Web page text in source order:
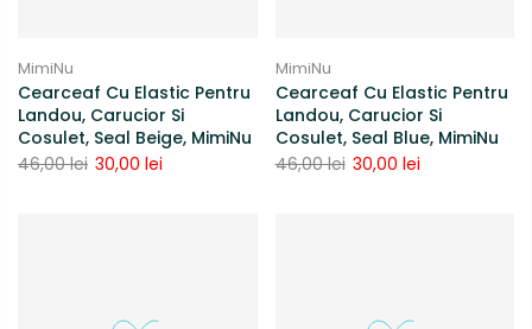
MimiNu
Cearceaf Cu Elastic Pentru
Landou, Carucior Si
Cosulet, Seal Beige, MimiNu
46,00 lei 30,00 lei
MimiNu
Cearceaf Cu Elastic Pentru
Landou, Carucior Si
Cosulet, Seal Blue, MimiNu
46,00 lei 30,00 lei